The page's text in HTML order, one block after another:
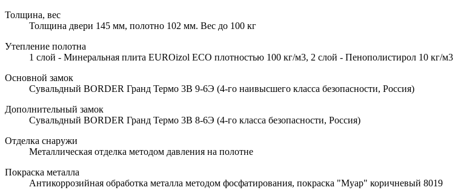
Толщина, вес
Толщина двери 145 мм, полотно 102 мм. Вес до 100 кг
Утепление полотна
1 слой - Минеральная плита EUROizol ECO плотностью 100 кг/м3, 2 слой - Пенополистирол 10 кг/м3
Основной замок
Сувальдный BORDER Гранд Термо 3В 9-6Э (4-го наивысшего класса безопасности, Россия)
Дополнительный замок
Сувальдный BORDER Гранд Термо 3В 8-6Э (4-го класса безопасности, Россия)
Отделка снаружи
Металлическая отделка методом давления на полотне
Покраска металла
Антикоррозийная обработка металла методом фосфатирования, покраска "Муар" коричневый 8019